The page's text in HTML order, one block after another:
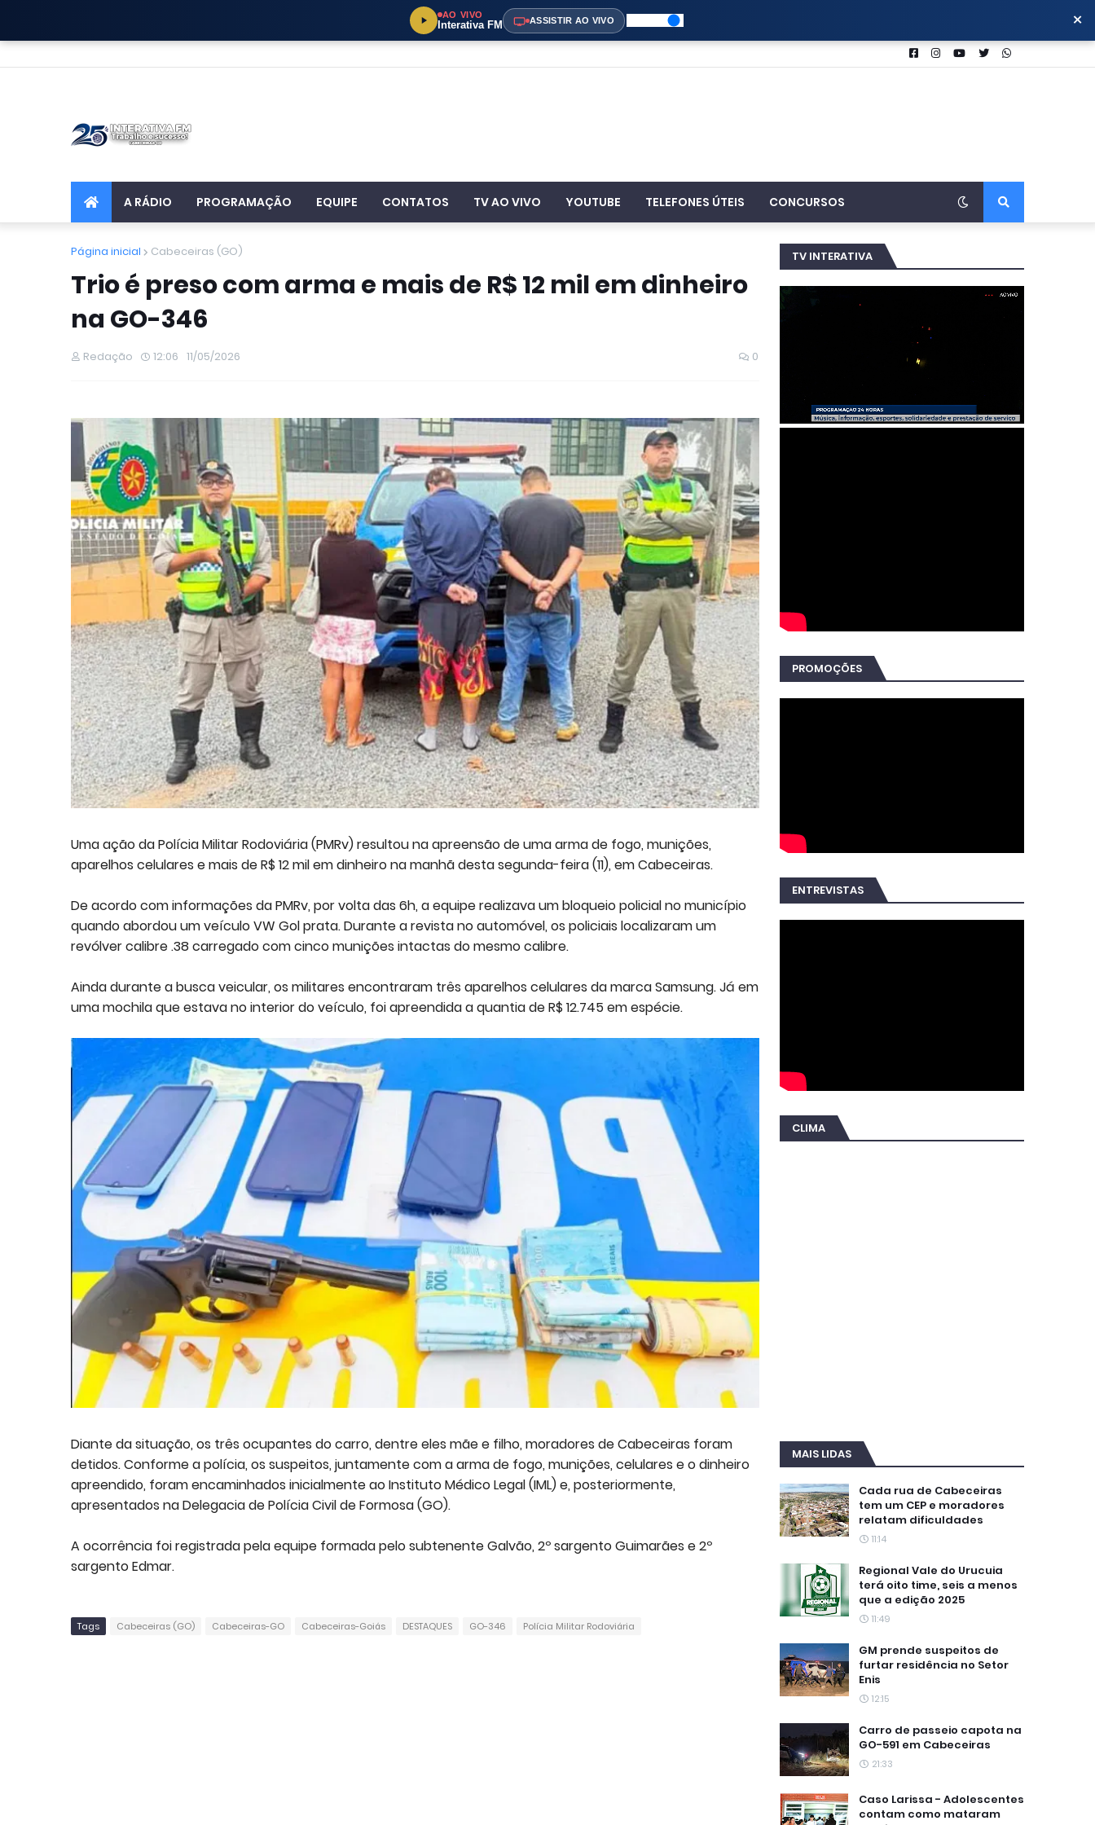
AO VIVO
Interativa FM ASSISTIR AO VIVO ×
A RÁDIO PROGRAMAÇÃO EQUIPE CONTATOS TV AO VIVO YOUTUBE TELEFONES ÚTEIS CONCURSOS
Página inicial Cabeceiras (GO)
Trio é preso com arma e mais de R$ 12 mil em dinheiro
na GO-346
Redação 12:06 11/05/2026 0
Uma ação da Polícia Militar Rodoviária (PMRv) resultou na apreensão de uma arma de fogo, munições,
aparelhos celulares e mais de R$ 12 mil em dinheiro na manhã desta segunda-feira (11), em Cabeceiras.
De acordo com informações da PMRv, por volta das 6h, a equipe realizava um bloqueio policial no município
quando abordou um veículo VW Gol prata. Durante a revista no automóvel, os policiais localizaram um
revólver calibre .38 carregado com cinco munições intactas do mesmo calibre.
Ainda durante a busca veicular, os militares encontraram três aparelhos celulares da marca Samsung. Já em
uma mochila que estava no interior do veículo, foi apreendida a quantia de R$ 12.745 em espécie.
Diante da situação, os três ocupantes do carro, dentre eles mãe e filho, moradores de Cabeceiras foram
detidos. Conforme a polícia, os suspeitos, juntamente com a arma de fogo, munições, celulares e o dinheiro
apreendido, foram encaminhados inicialmente ao Instituto Médico Legal (IML) e, posteriormente,
apresentados na Delegacia de Polícia Civil de Formosa (GO).
A ocorrência foi registrada pela equipe formada pelo subtenente Galvão, 2º sargento Guimarães e 2º
sargento Edmar.
Tags Cabeceiras (GO) Cabeceiras-GO Cabeceiras-Goiás DESTAQUES GO-346 Polícia Militar Rodoviária
TV INTERATIVA
PROMOÇÕES
ENTREVISTAS
CLIMA
MAIS LIDAS
Cada rua de Cabeceiras
tem um CEP e moradores
relatam dificuldades
11:14
Regional Vale do Urucuia
terá oito time, seis a menos
que a edição 2025
11:49
GM prende suspeitos de
furtar residência no Setor
Enis
12:15
Carro de passeio capota na
GO-591 em Cabeceiras
21:33
Caso Larissa - Adolescentes
contam como mataram